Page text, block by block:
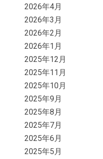
2026年4月
2026年3月
2026年2月
2026年1月
2025年12月
2025年11月
2025年10月
2025年9月
2025年8月
2025年7月
2025年6月
2025年5月